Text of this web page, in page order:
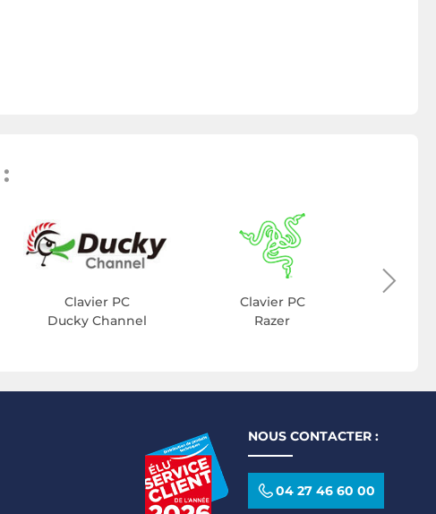
Clavier PC
Ducky Channel
Clavier PC
Razer
NOUS CONTACTER :
04 27 46 60 00